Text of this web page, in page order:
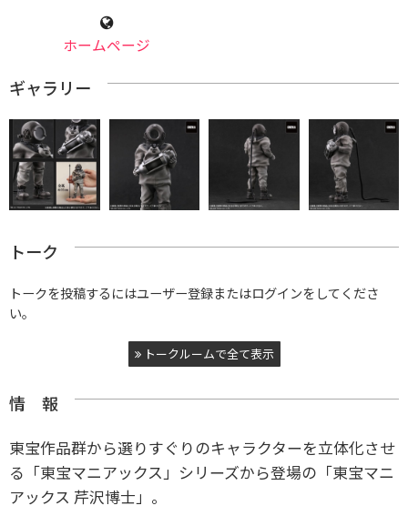
ホームページ
ギャラリー
トーク
トークを投稿するにはユーザー登録またはログインをしてくださ
い。
トークルームで全て表示
情 報
東宝作品群から選りすぐりのキャラクターを立体化させ
る「東宝マニアックス」シリーズから登場の「東宝マニ
アックス 芹沢博士」。